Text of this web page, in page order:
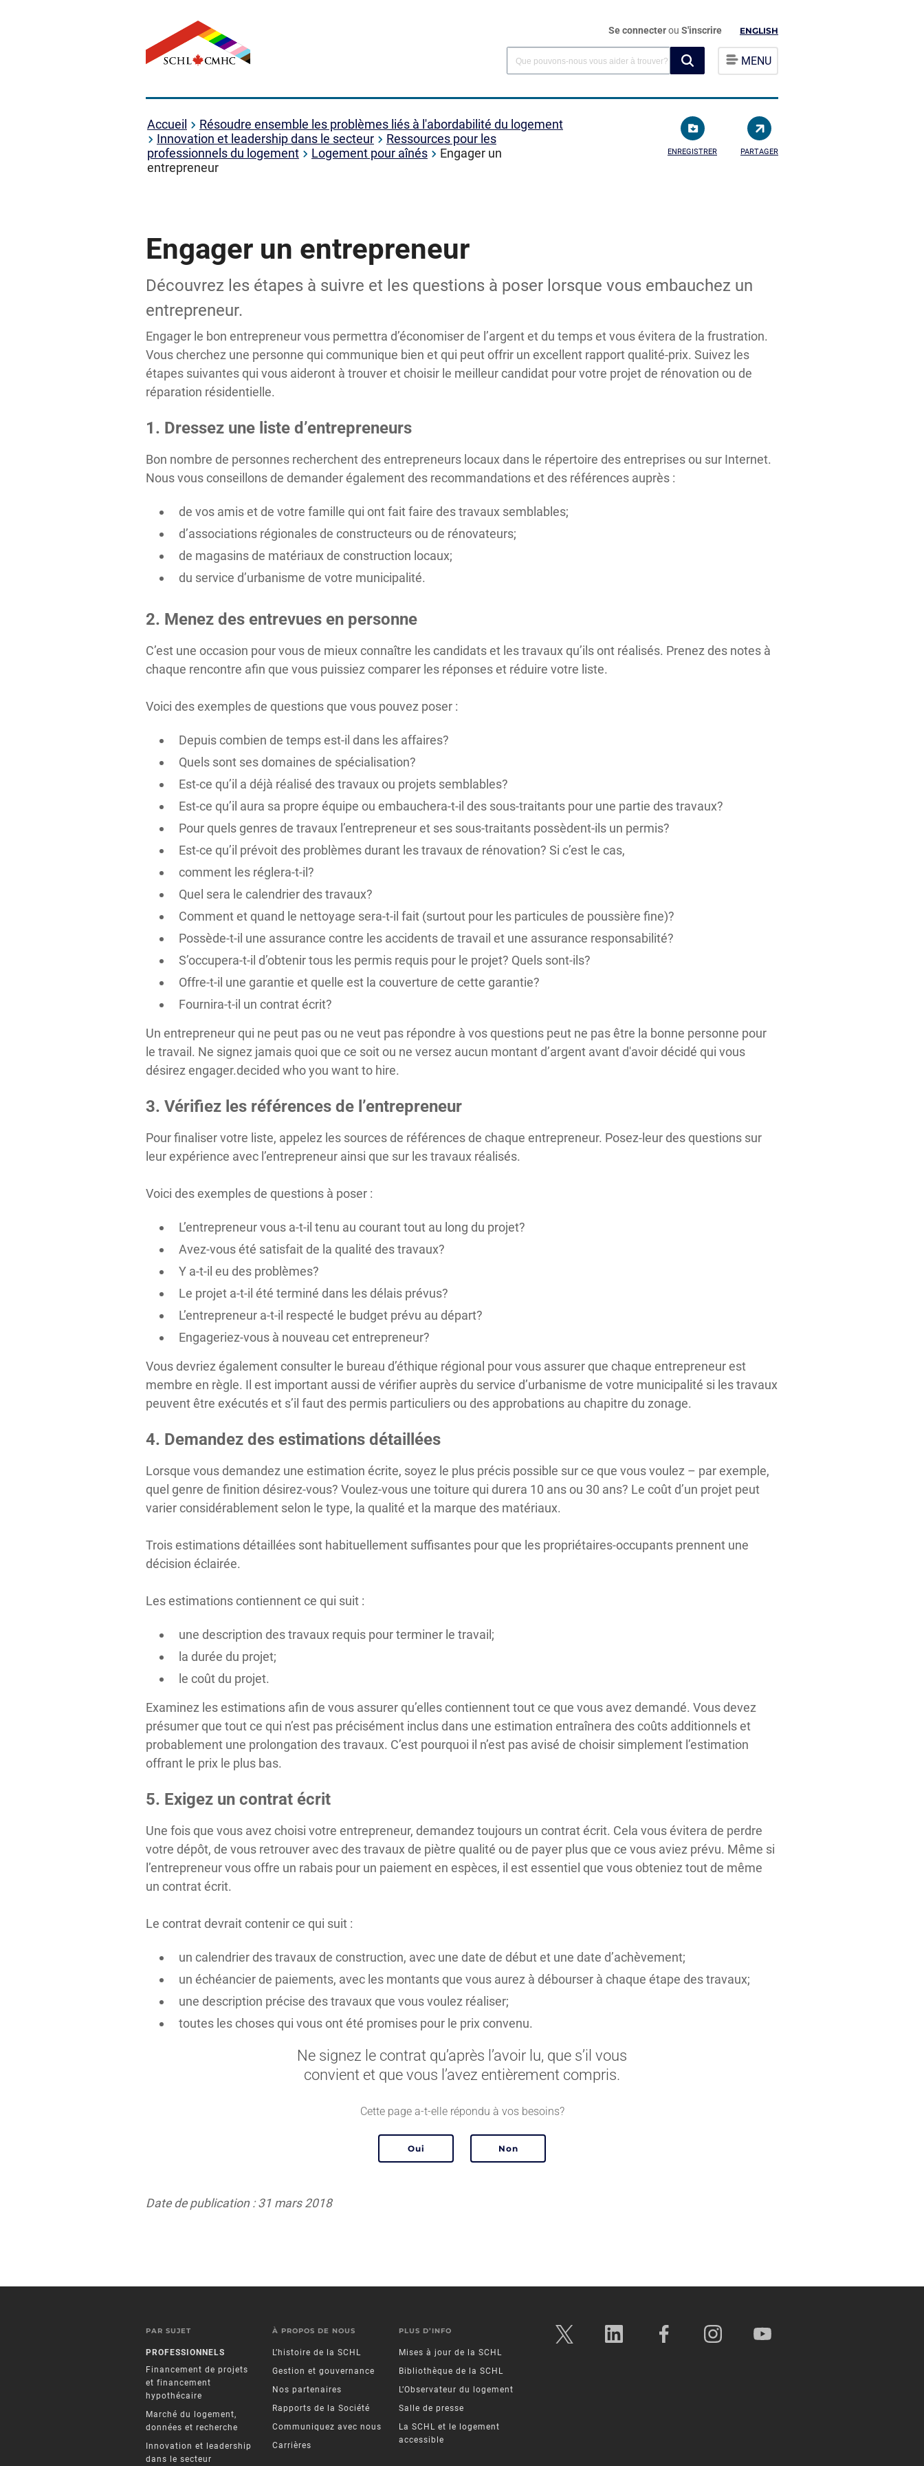
Se connecterou S'inscrire ENGLISH
MENU
Accueil
Résoudre ensemble les problèmes liés à l'abordabilité du logement
Innovation et leadership dans le secteur
Ressources pour les
professionnels du logement
Logement pour aînés
Engager un
entrepreneur
ENREGISTRER PARTAGER
Engager un entrepreneur
Découvrez les étapes à suivre et les questions à poser lorsque vous embauchez un
entrepreneur.
Engager le bon entrepreneur vous permettra d’économiser de l’argent et du temps et vous évitera de la frustration.
Vous cherchez une personne qui communique bien et qui peut offrir un excellent rapport qualité-prix. Suivez les
étapes suivantes qui vous aideront à trouver et choisir le meilleur candidat pour votre projet de rénovation ou de
réparation résidentielle.
1. Dressez une liste d’entrepreneurs
Bon nombre de personnes recherchent des entrepreneurs locaux dans le répertoire des entreprises ou sur Internet.
Nous vous conseillons de demander également des recommandations et des références auprès :
de vos amis et de votre famille qui ont fait faire des travaux semblables;
d’associations régionales de constructeurs ou de rénovateurs;
de magasins de matériaux de construction locaux;
du service d’urbanisme de votre municipalité.
2. Menez des entrevues en personne
C’est une occasion pour vous de mieux connaître les candidats et les travaux qu’ils ont réalisés. Prenez des notes à
chaque rencontre afin que vous puissiez comparer les réponses et réduire votre liste.
Voici des exemples de questions que vous pouvez poser :
Depuis combien de temps est-il dans les affaires?
Quels sont ses domaines de spécialisation?
Est-ce qu’il a déjà réalisé des travaux ou projets semblables?
Est-ce qu’il aura sa propre équipe ou embauchera-t-il des sous-traitants pour une partie des travaux?
Pour quels genres de travaux l’entrepreneur et ses sous-traitants possèdent-ils un permis?
Est-ce qu’il prévoit des problèmes durant les travaux de rénovation? Si c’est le cas,
comment les réglera-t-il?
Quel sera le calendrier des travaux?
Comment et quand le nettoyage sera-t-il fait (surtout pour les particules de poussière fine)?
Possède-t-il une assurance contre les accidents de travail et une assurance responsabilité?
S’occupera-t-il d’obtenir tous les permis requis pour le projet? Quels sont-ils?
Offre-t-il une garantie et quelle est la couverture de cette garantie?
Fournira-t-il un contrat écrit?
Un entrepreneur qui ne peut pas ou ne veut pas répondre à vos questions peut ne pas être la bonne personne pour
le travail. Ne signez jamais quoi que ce soit ou ne versez aucun montant d’argent avant d'avoir décidé qui vous
désirez engager.decided who you want to hire.
3. Vérifiez les références de l’entrepreneur
Pour finaliser votre liste, appelez les sources de références de chaque entrepreneur. Posez-leur des questions sur
leur expérience avec l’entrepreneur ainsi que sur les travaux réalisés.
Voici des exemples de questions à poser :
L’entrepreneur vous a-t-il tenu au courant tout au long du projet?
Avez-vous été satisfait de la qualité des travaux?
Y a-t-il eu des problèmes?
Le projet a-t-il été terminé dans les délais prévus?
L’entrepreneur a-t-il respecté le budget prévu au départ?
Engageriez-vous à nouveau cet entrepreneur?
Vous devriez également consulter le bureau d’éthique régional pour vous assurer que chaque entrepreneur est
membre en règle. Il est important aussi de vérifier auprès du service d’urbanisme de votre municipalité si les travaux
peuvent être exécutés et s’il faut des permis particuliers ou des approbations au chapitre du zonage.
4. Demandez des estimations détaillées
Lorsque vous demandez une estimation écrite, soyez le plus précis possible sur ce que vous voulez – par exemple,
quel genre de finition désirez-vous? Voulez-vous une toiture qui durera 10 ans ou 30 ans? Le coût d’un projet peut
varier considérablement selon le type, la qualité et la marque des matériaux.
Trois estimations détaillées sont habituellement suffisantes pour que les propriétaires-occupants prennent une
décision éclairée.
Les estimations contiennent ce qui suit :
une description des travaux requis pour terminer le travail;
la durée du projet;
le coût du projet.
Examinez les estimations afin de vous assurer qu’elles contiennent tout ce que vous avez demandé. Vous devez
présumer que tout ce qui n’est pas précisément inclus dans une estimation entraînera des coûts additionnels et
probablement une prolongation des travaux. C’est pourquoi il n’est pas avisé de choisir simplement l’estimation
offrant le prix le plus bas.
5. Exigez un contrat écrit
Une fois que vous avez choisi votre entrepreneur, demandez toujours un contrat écrit. Cela vous évitera de perdre
votre dépôt, de vous retrouver avec des travaux de piètre qualité ou de payer plus que ce vous aviez prévu. Même si
l’entrepreneur vous offre un rabais pour un paiement en espèces, il est essentiel que vous obteniez tout de même
un contrat écrit.
Le contrat devrait contenir ce qui suit :
un calendrier des travaux de construction, avec une date de début et une date d’achèvement;
un échéancier de paiements, avec les montants que vous aurez à débourser à chaque étape des travaux;
une description précise des travaux que vous voulez réaliser;
toutes les choses qui vous ont été promises pour le prix convenu.
Ne signez le contrat qu’après l’avoir lu, que s’il vous
convient et que vous l’avez entièrement compris.
Cette page a-t-elle répondu à vos besoins?
Date de publication : 31 mars 2018
PAR SUJET
PROFESSIONNELS
Financement de projets
et financement
hypothécaire
Marché du logement,
données et recherche
Innovation et leadership
dans le secteur
À PROPOS DE NOUS
L’histoire de la SCHL
Gestion et gouvernance
Nos partenaires
Rapports de la Société
Communiquez avec nous
Carrières
PLUS D’INFO
Mises à jour de la SCHL
Bibliothèque de la SCHL
L’Observateur du logement
Salle de presse
La SCHL et le logement
accessible